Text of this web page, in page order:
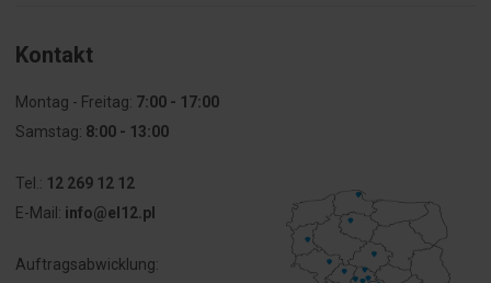
Kontakt
Montag - Freitag: 7:00 - 17:00
Samstag: 8:00 - 13:00
Tel.: 12 269 12 12
E-Mail: info@el12.pl
Auftragsabwicklung: